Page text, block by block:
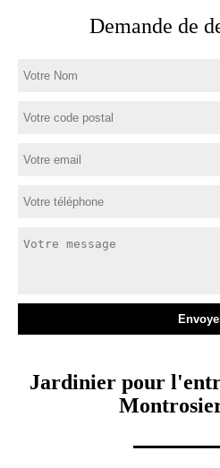
Demande de
Jardinier pour